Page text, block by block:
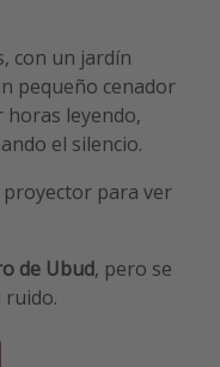
con un jardín
pequeño cenador
horas leyendo,
el silencio.
proyector para ver
de Ubud, pero se
ruido.